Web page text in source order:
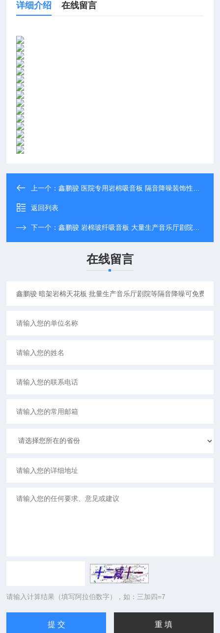
详细介绍 在线留言
上一个：鑫鹏骏 医院专用岩棉吸音板 隔音降噪装饰性强厂家定制
返回列表
下一个：鑫鹏骏 岩棉玻纤吸音板 大量生产音乐厅剧院等隔音降噪可免费拿样
在线留言
请输入计算结果（填写阿拉伯数字），如：三加四=7